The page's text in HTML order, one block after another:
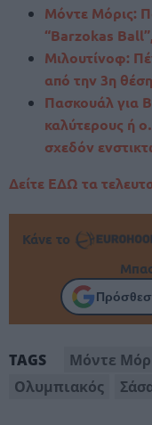
Μόντε Μόρις:
“Barzokas
Μιλουτίνοφ:
από την 3η
Πασκουάλ για
καλύτερους ή
σχεδόν
Δείτε ΕΔΩ τα
Κάνε το
TAGS Μόντε
Ολυμπιακός